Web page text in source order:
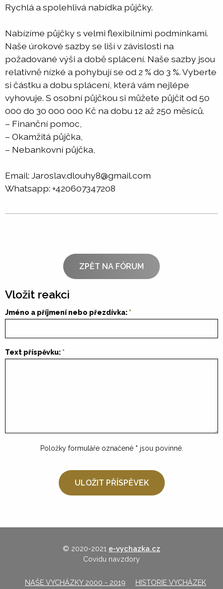
Rychlá a spolehlivá nabídka půjčky.
Nabízíme půjčky s velmi flexibilními podmínkami.
Naše úrokové sazby se liší v závislosti na
požadované výši a době splácení. Naše sazby jsou
relativně nízké a pohybují se od 2 % do 3 %. Vyberte
si částku a dobu splácení, která vám nejlépe
vyhovuje. S osobní půjčkou si můžete půjčit od 50
000 do 30 000 000 Kč na dobu 12 až 250 měsíců.
– Finanční pomoc,
– Okamžitá půjčka,
– Nebankovní půjčka,
Email: Jaroslav.dlouhy8@gmail.com
Whatsapp: +420607347208
ZPĚT NA FÓRUM
Vložit reakci
Jméno a příjmení nebo přezdívka:
Text příspěvku:
Položky formuláře označené * jsou povinné.
© 2020-2021 e-vychazka.cz
Covidu navzdory
NAŠE VYCHÁZKY 2000 - 2019 HISTORIE VYCHÁZEK